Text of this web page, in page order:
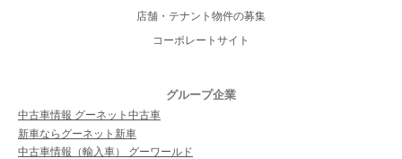
店舗・テナント物件の募集
コーポレートサイト
グループ企業
中古車情報 グーネット中古車
新車ならグーネット新車
中古車情報（輸入車） グーワールド